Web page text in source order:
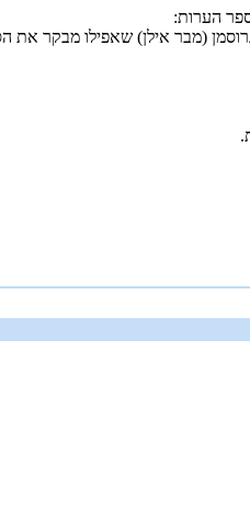
(מבר אילן) שאפילו מבקר את